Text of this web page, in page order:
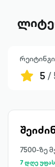
რეიტინგი
5/
7500-ზე
7 დღე